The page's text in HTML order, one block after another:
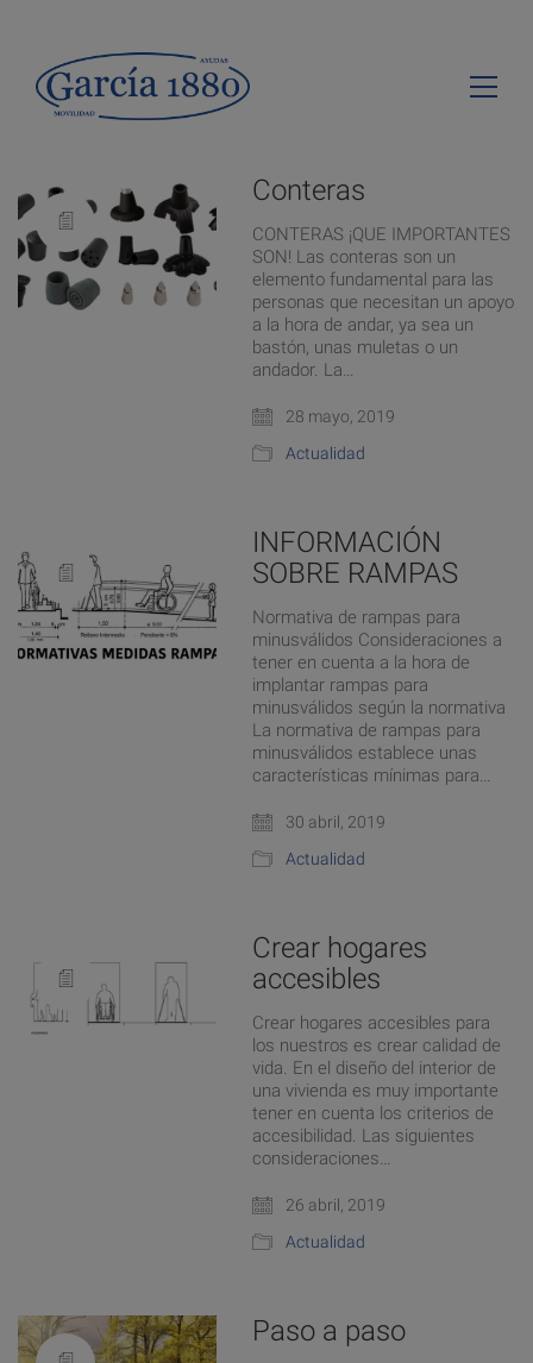
Conteras
CONTERAS ¡QUE IMPORTANTES
SON! Las conteras son un
elemento fundamental para las
personas que necesitan un apoyo
a la hora de andar, ya sea un
bastón, unas muletas o un
andador. La…
28 mayo, 2019
Actualidad
INFORMACIÓN
SOBRE RAMPAS
Normativa de rampas para
minusválidos Consideraciones a
tener en cuenta a la hora de
implantar rampas para
minusválidos según la normativa
La normativa de rampas para
minusválidos establece unas
características mínimas para…
30 abril, 2019
Actualidad
Crear hogares
accesibles
Crear hogares accesibles para
los nuestros es crear calidad de
vida. En el diseño del interior de
una vivienda es muy importante
tener en cuenta los criterios de
accesibilidad. Las siguientes
consideraciones…
26 abril, 2019
Actualidad
Paso a paso